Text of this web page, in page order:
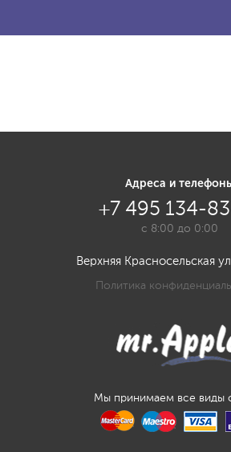
Мы принимаем все виды
Адреса и
+7 495 134-
с 8:00 до 0:00
Верхняя Красносельская
Политика